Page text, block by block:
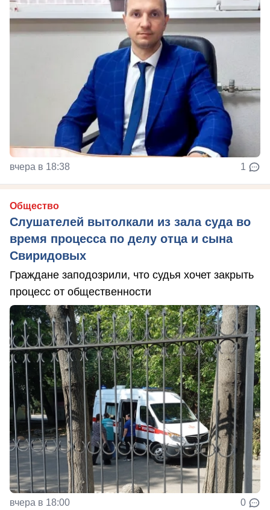
вчера в 18:38 1
Общество
Слушателей вытолкали из зала суда во
время процесса по делу отца и сына
Свиридовых
Граждане заподозрили, что судья хочет закрыть
процесс от общественности
вчера в 18:00 0